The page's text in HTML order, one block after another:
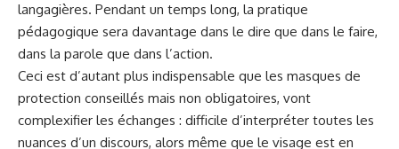
langagières. Pendant un temps long, la pratique
pédagogique sera davantage dans le dire que dans le faire,
dans la parole que dans l’action.
Ceci est d’autant plus indispensable que les masques de
protection conseillés mais non obligatoires, vont
complexifier les échanges : difficile d’interpréter toutes les
nuances d’un discours, alors même que le visage est en